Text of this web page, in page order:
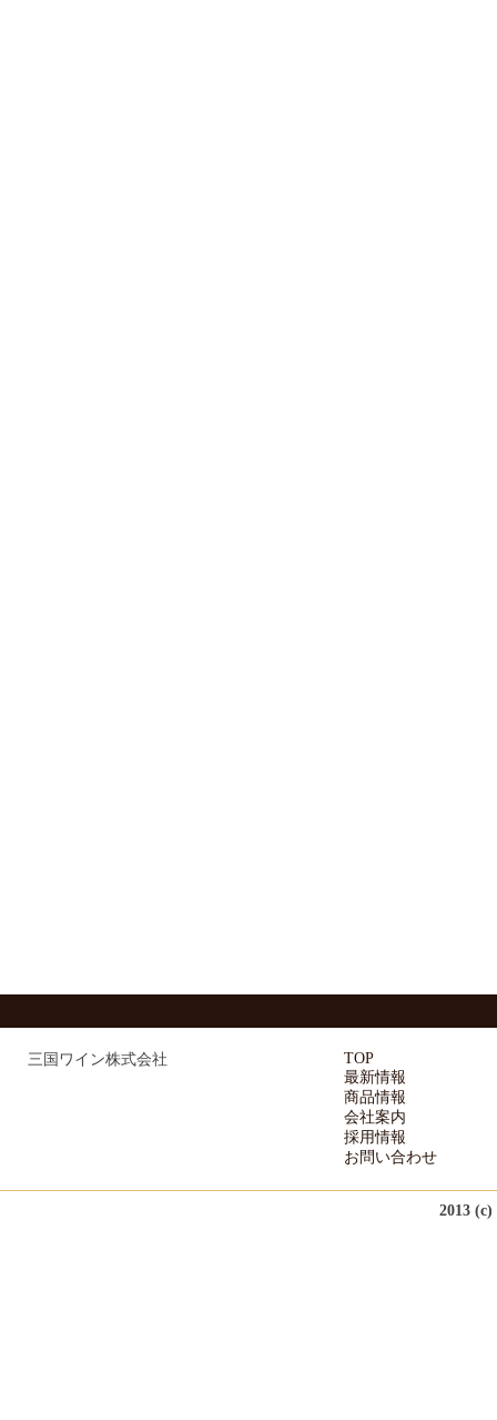
三国ワイン株式会社
TOP
最新情報
商品情報
会社案内
採用情報
お問い合わせ
2013